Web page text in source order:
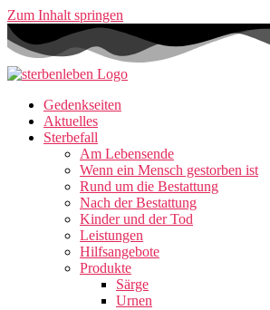
Zum Inhalt springen
Gedenkseiten
Aktuelles
Sterbefall
Am Lebensende
Wenn ein Mensch gestorben ist
Rund um die Bestattung
Nach der Bestattung
Kinder und der Tod
Leistungen
Hilfsangebote
Produkte
Särge
Urnen